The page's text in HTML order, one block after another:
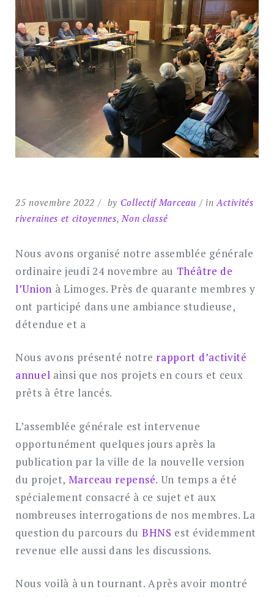
25 novembre 2022 by Collectif Marceau inActivités
riveraines et citoyennes, Non classé
Nous avons organisé notre assemblée générale
ordinaire jeudi 24 novembre au Théâtre de
l’Union à Limoges. Près de quarante membres y
ont participé dans une ambiance studieuse,
détendue et a
Nous avons présenté notre rapport d’activité
annuel ainsi que nos projets en cours et ceux
prêts à être lancés.
L’assemblée générale est intervenue
opportunément quelques jours après la
publication par la ville de la nouvelle version
du projet, Marceau repensé. Un temps a été
spécialement consacré à ce sujet et aux
nombreuses interrogations de nos membres. La
question du parcours du BHNS est évidemment
revenue elle aussi dans les discussions.
Nous voilà à un tournant. Après avoir montré